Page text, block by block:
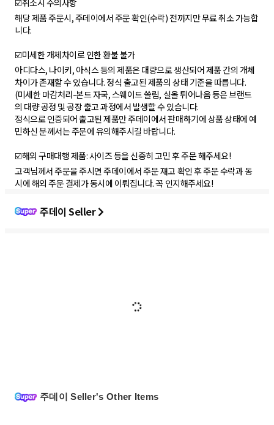
☑️취소시 주의사항
해당 제품 주문시, 주데이에서 주문 확인(수락) 전까지만 무료 취소 가능합
니다.
☑️미세한 개체차이로 인한 환불 불가
아디다스, 나이키, 아식스 등의 제품은 대량으로 생산되어 제품 간의 개체
차이가 존재할 수 있습니다. 정식 출고된 제품의 상태 기준을 따릅니다.
(미세한 마감처리-본드 자국, 스웨이드 쓸림, 실올 튀어나옴 등은 브랜드
의 대량 공정 및 공장 출고 과정에서 발생할 수 있습니다.
정식으로 인증되어 출고된 제품만 주데이에서 판매하기에 상품 상태에 예
민하신 분께서는 주문에 유의해주시길 바랍니다.
☑️해외 구매대행 제품: 사이즈 등을 신중히 고민 후 주문 해주세요!
고객님께서 주문을 주시면 주데이에서 주문 재고 확인 후 주문 수락과 동
시에 해외 주문 결제가 동시에 이뤄집니다. 꼭 인지해주세요!
주데이 Seller
주데이 Seller's Other Items